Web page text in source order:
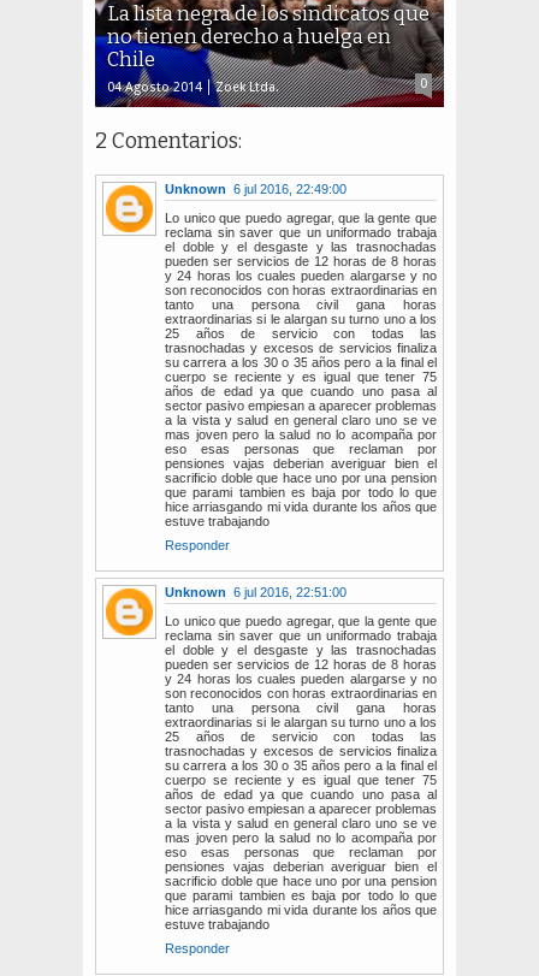
La lista negra de los sindicatos que
no tienen derecho a huelga en
Chile
04 Agosto 2014 Zoek Ltda. 0
2 Comentarios:
Unknown 6 jul 2016, 22:49:00
Lo unico que puedo agregar, que la gente que
reclama sin saver que un uniformado trabaja
el doble y el desgaste y las trasnochadas
pueden ser servicios de 12 horas de 8 horas
y 24 horas los cuales pueden alargarse y no
son reconocidos con horas extraordinarias en
tanto una persona civil gana horas
extraordinarias si le alargan su turno uno a los
25 años de servicio con todas las
trasnochadas y excesos de servicios finaliza
su carrera a los 30 o 35 años pero a la final el
cuerpo se reciente y es igual que tener 75
años de edad ya que cuando uno pasa al
sector pasivo empiesan a aparecer problemas
a la vista y salud en general claro uno se ve
mas joven pero la salud no lo acompaña por
eso esas personas que reclaman por
pensiones vajas deberian averiguar bien el
sacrificio doble que hace uno por una pension
que parami tambien es baja por todo lo que
hice arriasgando mi vida durante los años que
estuve trabajando
Responder
Unknown 6 jul 2016, 22:51:00
Lo unico que puedo agregar, que la gente que
reclama sin saver que un uniformado trabaja
el doble y el desgaste y las trasnochadas
pueden ser servicios de 12 horas de 8 horas
y 24 horas los cuales pueden alargarse y no
son reconocidos con horas extraordinarias en
tanto una persona civil gana horas
extraordinarias si le alargan su turno uno a los
25 años de servicio con todas las
trasnochadas y excesos de servicios finaliza
su carrera a los 30 o 35 años pero a la final el
cuerpo se reciente y es igual que tener 75
años de edad ya que cuando uno pasa al
sector pasivo empiesan a aparecer problemas
a la vista y salud en general claro uno se ve
mas joven pero la salud no lo acompaña por
eso esas personas que reclaman por
pensiones vajas deberian averiguar bien el
sacrificio doble que hace uno por una pension
que parami tambien es baja por todo lo que
hice arriasgando mi vida durante los años que
estuve trabajando
Responder